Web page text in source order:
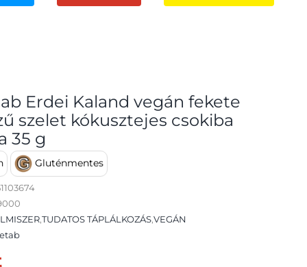
Erdei Kaland vegán fekete
szelet kókusztejes csokiba
35 g
Gluténmentes
,TUDATOS TÁPLÁLKOZÁS,VEGÁN